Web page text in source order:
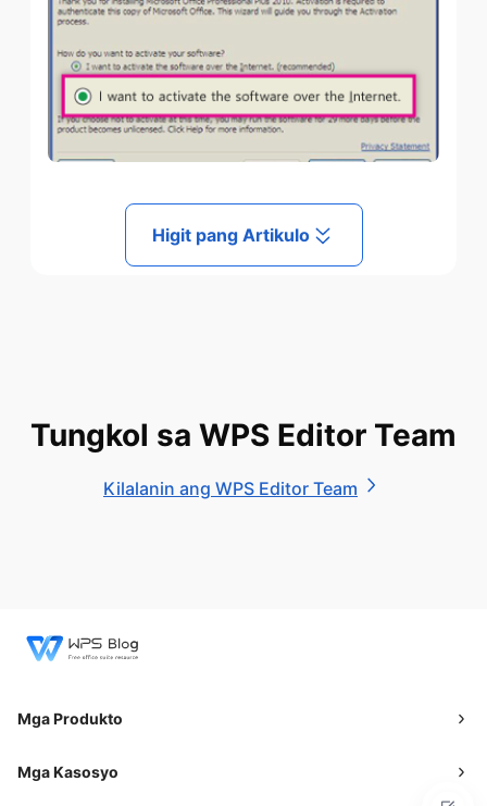
Higit pang Artikulo
Tungkol sa WPS Editor Team
Kilalanin ang WPS Editor Team
Mga Produkto
Mga Kasosyo